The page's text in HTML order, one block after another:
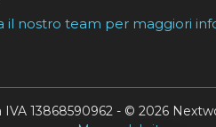
il nostro team per maggiori
13868590962 - © 2026